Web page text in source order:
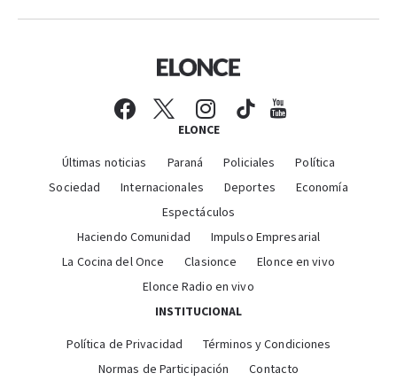
ELONCE
Últimas noticias Paraná Policiales
Política
Sociedad
Internacionales Deportes
Economía
Espectáculos
Haciendo Comunidad
Impulso Empresarial
La Cocina del Once
Clasionce
Elonce en vivo
Elonce Radio en vivo
INSTITUCIONAL
Política de Privacidad
Términos y Condiciones
Normas de Participación
Contacto